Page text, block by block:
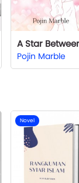
Pojin Marble
Novel